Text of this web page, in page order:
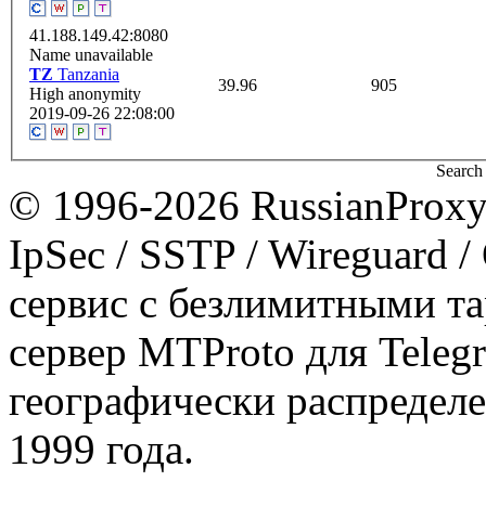
41.188.149.42:8080
Name unavailable
TZ Tanzania
High anonymity
2019-09-26 22:08:00
39.96 905
© 1996-2026
IpSec / SSTP / Wireguard
сервис с безлимитными
сервер MTProto для
географически
1999 года.